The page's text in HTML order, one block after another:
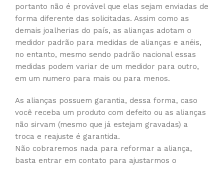
portanto não é provável que elas sejam enviadas de
forma diferente das solicitadas. Assim como as
demais joalherias do país, as alianças adotam o
medidor padrão para medidas de alianças e anéis,
no entanto, mesmo sendo padrão nacional essas
medidas podem variar de um medidor para outro,
em um numero para mais ou para menos.
As alianças possuem garantia, dessa forma, caso
você receba um produto com defeito ou as alianças
não sirvam (mesmo que já estejam gravadas) a
troca e reajuste é garantida.
Não cobraremos nada para reformar a aliança,
basta entrar em contato para ajustarmos o